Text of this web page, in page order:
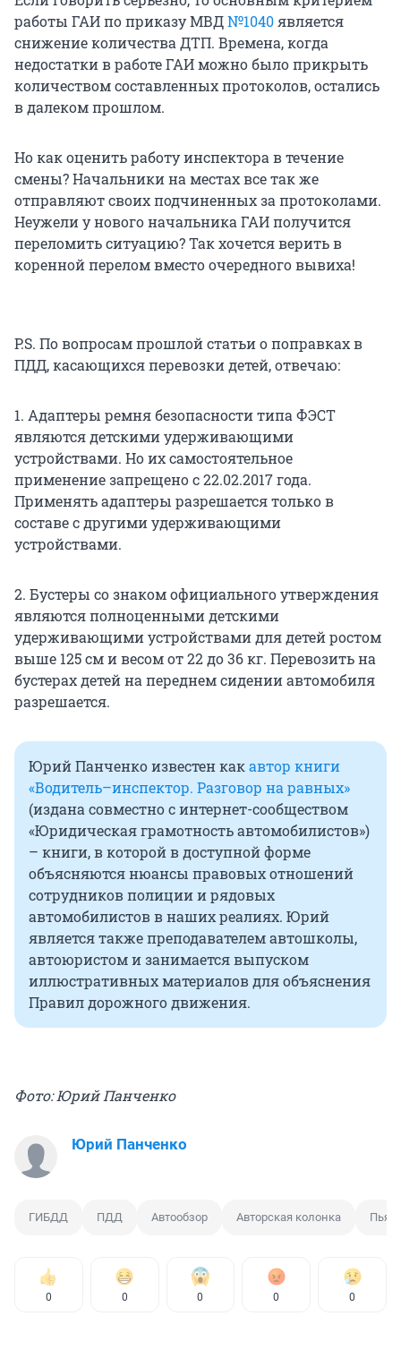
работы ГАИ по приказу МВД№1040 является
снижение количества ДТП. Времена, когда
недостатки в работе ГАИ можно было прикрыть
количеством составленных протоколов, остались
в далеком прошлом.
Но как оценить работу инспектора в течение
смены? Начальники на местах все так же
отправляют своих подчиненных за протоколами.
Неужели у нового начальника ГАИ получится
переломить ситуацию? Так хочется верить в
коренной перелом вместо очередного вывиха!
P.S. По вопросам прошлой статьи о поправках в
ПДД, касающихся перевозки детей, отвечаю:
1. Адаптеры ремня безопасности типа ФЭСТ
являются детскими удерживающими
устройствами. Но их самостоятельное
применение запрещено с 22.02.2017 года.
Применять адаптеры разрешается только в
составе с другими удерживающими
устройствами.
2. Бустеры со знаком официального утверждения
являются полноценными детскими
удерживающими устройствами для детей ростом
выше 125 см и весом от 22 до 36 кг. Перевозить на
бустерах детей на переднем сидении автомобиля
разрешается.
Юрий Панченко известен как автор книги
«Водитель–инспектор. Разговор на равных»
(издана совместно с интернет-сообществом
«Юридическая грамотность автомобилистов»)
– книги, в которой в доступной форме
объясняются нюансы правовых отношений
сотрудников полиции и рядовых
автомобилистов в наших реалиях. Юрий
является также преподавателем автошколы,
автоюристом и занимается выпуском
иллюстративных материалов для объяснения
Правил дорожного движения.
Фото: Юрий Панченко
Юрий Панченко
ГИБДД ПДД Автообзор Авторская колонка
0 0 0 0 0